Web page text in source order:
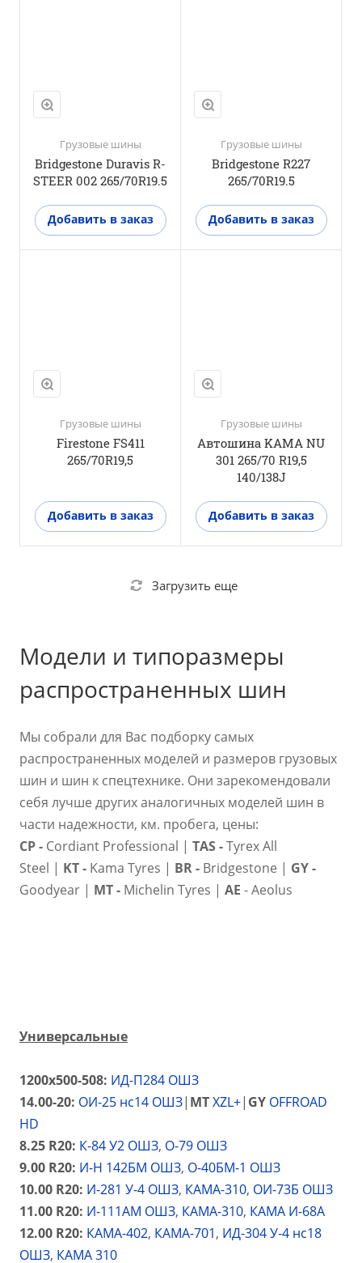
Грузовые шины
Bridgestone Duravis R-
STEER 002 265/70R19.5
Добавить в заказ
Нет
Грузовые шины
Bridgestone R227
265/70R19.5
Добавить в заказ
Грузовые шины
Firestone FS411
265/70R19,5
Добавить в заказ
3PMSF
Грузовые шины
Автошина KAMA NU
301 265/70 R19,5
140/138J
Добавить в заказ
Загрузить еще
Модели и типоразмеры
распространенных шин
Мы собрали для Вас подборку самых
распространенных моделей и размеров грузовых
шин и шин к спецтехнике. Они зарекомендовали
себя лучше других аналогичных моделей шин в
части надежности, км. пробега, цены:
CP- Cordiant Professional | TAS -Tyrex All
Steel | KT - Kama Tyres | BR- Bridgestone | GY-
Goodyear | MT- Michelin Tyres | AE - Aeolus
Универсальные
1200х500-508: ИД-П284 ОШЗ
14.00-20: ОИ-25 нс14 ОШЗ| MTXZL+| GY OFFROAD
HD
8.25 R20: К-84 У2 ОШЗ, О-79 ОШЗ
9.00 R20: И-Н 142БМ ОШЗ, О-40БМ-1 ОШЗ
10.00 R20: И-281 У-4 ОШЗ, КАМА-310, ОИ-73Б ОШЗ
11.00 R20: И-111АМ ОШЗ, КАМА-310, КАМА И-68А
12.00 R20: КАМА-402, КАМА-701, ИД-304 У-4 нс18
ОШЗ, КАМА 310